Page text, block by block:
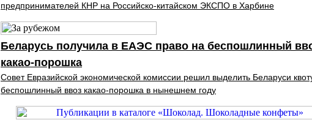
предпринимателей КНР на Российско-китайском ЭКСПО в Харбине
Беларусь получила в ЕАЭС право на беспошлинный
какао-порошка
Совет Евразийской экономической комиссии решил выделить Беларуси
беспошлинный ввоз какао-порошка в нынешнем году